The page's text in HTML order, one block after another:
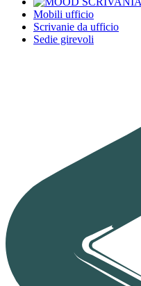
Mobili ufficio
Scrivanie da ufficio
Sedie girevoli